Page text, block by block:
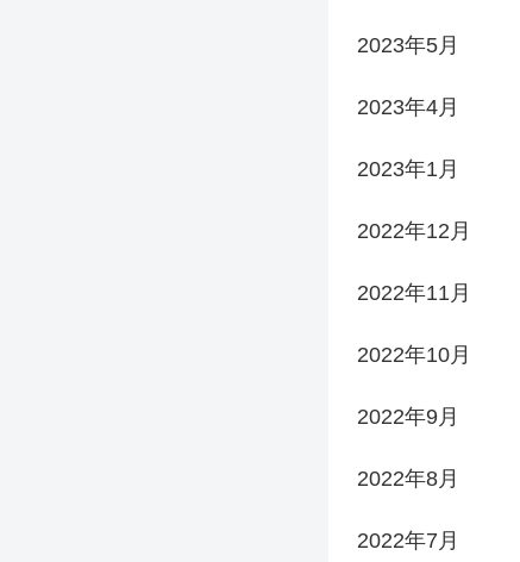
2023年5月
2023年4月
2023年1月
2022年12月
2022年11月
2022年10月
2022年9月
2022年8月
2022年7月